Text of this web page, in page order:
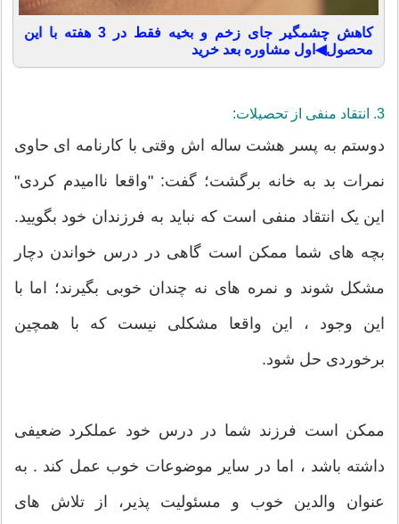
کاهش چشمگیر جای زخم و بخیه فقط در 3 هفته با این
محصول◀اول مشاوره بعد خرید
3. انتقاد منفی از تحصیلات:
دوستم به پسر هشت ساله اش وقتی با کارنامه ای حاوی
نمرات بد به خانه برگشت؛ گفت: "واقعا ناامیدم کردی"
این یک انتقاد منفی است که نباید به فرزندان خود بگویید.
بچه های شما ممکن است گاهی در درس خواندن دچار
مشکل شوند و نمره های نه چندان خوبی بگیرند؛ اما با
این وجود ، این واقعا مشکلی نیست که با همچین
برخوردی حل شود.
ممکن است فرزند شما در درس خود عملکرد ضعیفی
داشته باشد ، اما در سایر موضوعات خوب عمل کند . به
عنوان والدین خوب و مسئولیت پذیر، از تلاش های